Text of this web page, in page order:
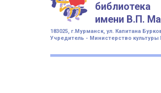
библиотека
имени В.П.
183025, г.Мурманск, ул. Капитана
Учредитель - Министерство культуры